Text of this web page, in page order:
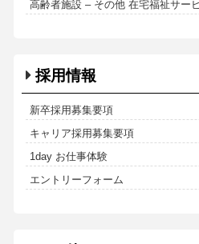
高齢者施設 – その他 在宅福祉サー
採用情報
新卒採用募集要項
キャリア採用募集要項
1day お仕事体験
エントリーフォーム